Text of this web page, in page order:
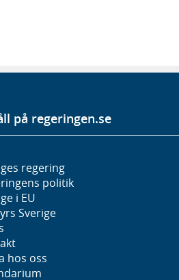
på regeringen.se
regering
politik
i EU
Sverige
hos oss